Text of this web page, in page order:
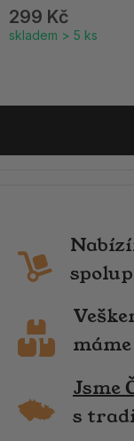
299 Kč
skladem > 5 ks
Jsme
s